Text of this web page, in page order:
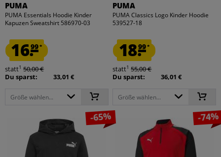
PUMA
PUMA Essentials Hoodie Kinder
Kapuzen Sweatshirt 586970-03
16.99*
statt1 50,00 €
Du sparst:
33,01 €
Größe wählen...
PUMA
PUMA Classics Logo Kinder Hoodie
539527-18
18.99*
statt1 55,00 €
Du sparst:
36,01 €
Größe wählen...
-65% -74%